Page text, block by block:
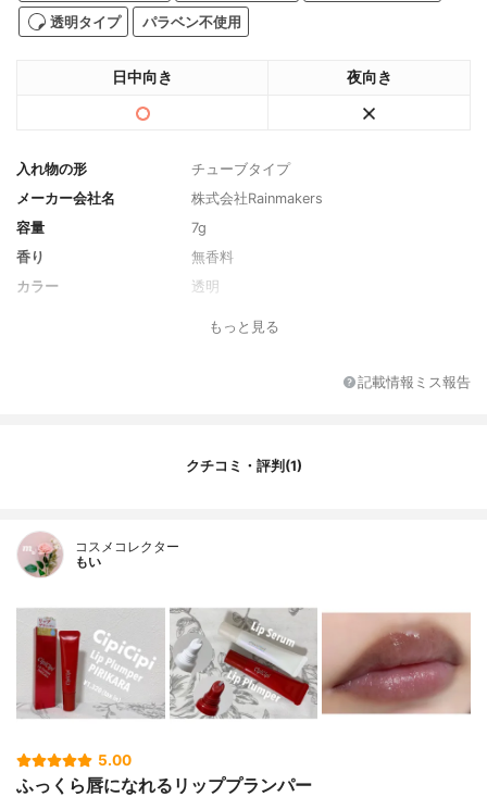
透明タイプ パラベン不使用
日中向き 夜向き
入れ物の形
チューブタイプ
メーカー会社名
株式会社Rainmakers
容量
7g
香り
無香料
カラー
透明
ミネラルオイル、マイクロクリスタリンワ
ックス、水添ポリイソブテン、トリエチル
メントキシプロパンジオール、メントー
ルミトイルヒドロキシプロリン、トリべへ
もっと見る
記載情報ミス報告
クチコミ・評判(1)
コスメコレクター
もい
5.00
ふっくら唇になれるリッププランパー